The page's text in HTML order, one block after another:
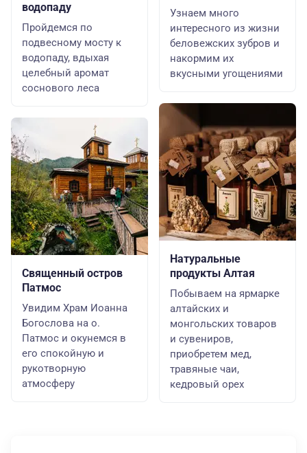
водопаду
Пройдемся по
подвесному мосту к
водопаду, вдыхая
целебный аромат
соснового леса
Священный остров
Патмос
Увидим Храм Иоанна
Богослова на о.
Патмос и окунемся в
его спокойную и
рукотворную
атмосферу
Узнаем много
интересного из жизни
беловежских зубров и
накормим их
вкусными угощениями
Натуральные
продукты Алтая
Побываем на ярмарке
алтайских и
монгольских товаров
и сувениров,
приобретем мед,
травяные чаи,
кедровый орех